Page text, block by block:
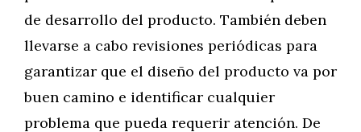
de desarrollo del producto. También deben
llevarse a cabo revisiones periódicas para
garantizar que el diseño del producto va por
buen camino e identificar cualquier
problema que pueda requerir atención. De